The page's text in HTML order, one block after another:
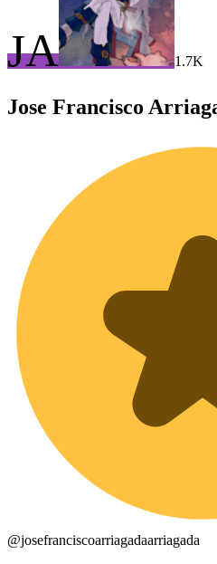
JA 1.7K
Jose Francisco
@josefranciscoarriagadaarriagada